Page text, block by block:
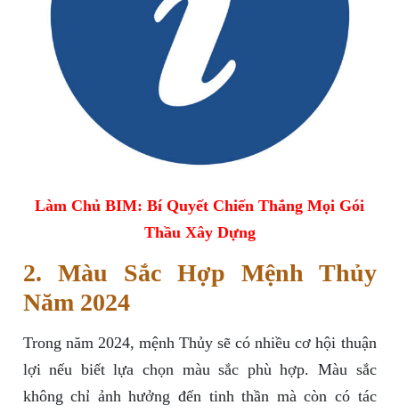
Làm Chủ BIM: Bí Quyết Chiến Thắng Mọi Gói
Thầu Xây Dựng
2. Màu Sắc Hợp Mệnh Thủy
Năm 2024
Trong năm 2024, mệnh Thủy sẽ có nhiều cơ hội thuận
lợi nếu biết lựa chọn màu sắc phù hợp. Màu sắc
không chỉ ảnh hưởng đến tinh thần mà còn có tác